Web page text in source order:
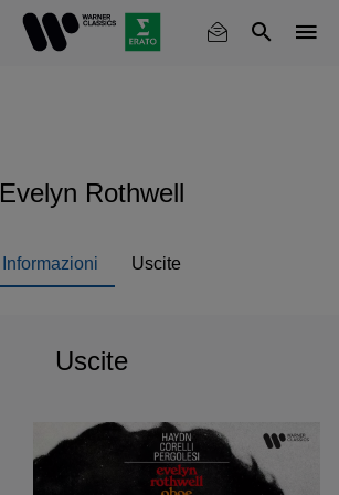
Evelyn Rothwell
Informazioni Uscite
Uscite